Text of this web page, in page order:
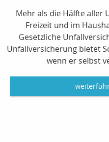
Mehr als die Hälfte aller
Freizeit und im
Gesetzliche
Unfallversicherung bietet
wenn er selbst